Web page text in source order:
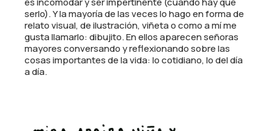
serlo). Y la mayoría de las veces lo hago en forma de
relato visual, de ilustración, viñeta o como a mí me
gusta llamarlo: dibujito. En ellos aparecen señoras
mayores conversando y reflexionando sobre las
cosas importantes de la vida: lo cotidiano, lo del día
a día.